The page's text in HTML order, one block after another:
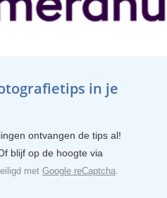
in je
ontvangen de tips al!
blijf op de hoogte via
met Google reCaptcha.